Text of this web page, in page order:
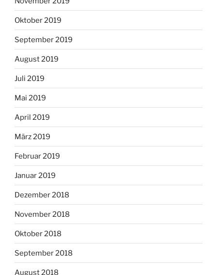
Oktober 2019
September 2019
August 2019
Juli 2019
Mai 2019
April 2019
März 2019
Februar 2019
Januar 2019
Dezember 2018
November 2018
Oktober 2018
September 2018
August 2018